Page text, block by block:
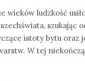
wieków ludzkość
szukając
istoty bytu oraz
W tej